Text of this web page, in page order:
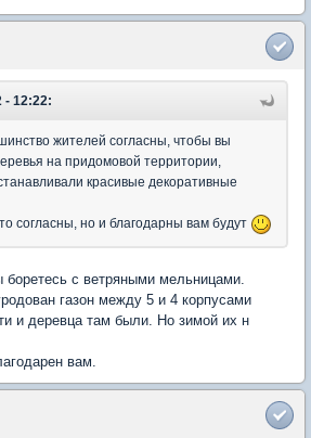
- 12:22:
жителей согласны, чтобы вы
на придомовой территории,
красивые декоративные
согласны, но и благодарны вам будут
с ветряными мельницами.
газон между 5 и 4 корпусами
и деревца там были. Но зимой их н
вам.